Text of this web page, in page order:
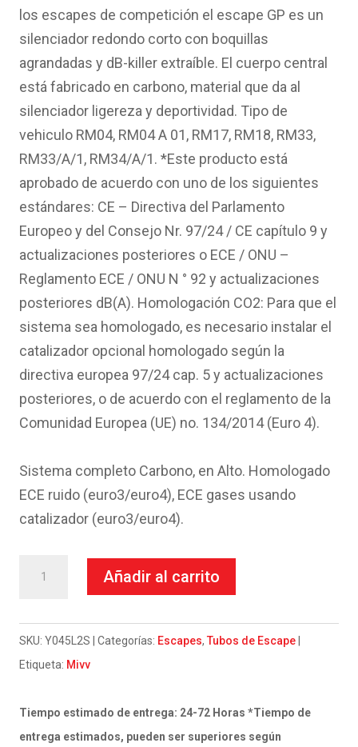
los escapes de competición el escape GP es un
silenciador redondo corto con boquillas
agrandadas y dB-killer extraíble. El cuerpo central
está fabricado en carbono, material que da al
silenciador ligereza y deportividad. Tipo de
vehiculo RM04, RM04 A 01, RM17, RM18, RM33,
RM33/A/1, RM34/A/1. *Este producto está
aprobado de acuerdo con uno de los siguientes
estándares: CE – Directiva del Parlamento
Europeo y del Consejo Nr. 97/24 / CE capítulo 9 y
actualizaciones posteriores o ECE / ONU –
Reglamento ECE / ONU N ° 92 y actualizaciones
posteriores dB(A). Homologación CO2: Para que el
sistema sea homologado, es necesario instalar el
catalizador opcional homologado según la
directiva europea 97/24 cap. 5 y actualizaciones
posteriores, o de acuerdo con el reglamento de la
Comunidad Europea (UE) no. 134/2014 (Euro 4).
Sistema completo Carbono, en Alto. Homologado
ECE ruido (euro3/euro4), ECE gases usando
catalizador (euro3/euro4).
system
2x1
carbon
Yamaha
Añadir al carrito
SKU:Y045L2S Categorías: Escapes,Tubos de Escape
Etiqueta: Mivv
Tiempo estimado de entrega: 24-72 Horas *Tiempo de
entrega estimados, pueden ser superiores según